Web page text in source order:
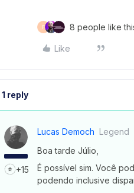
F 8 people like
Like
1 reply
+15
Lucas Democh Legend
Boa tarde Júlio,
É possível sim. Você
podendo inclusive